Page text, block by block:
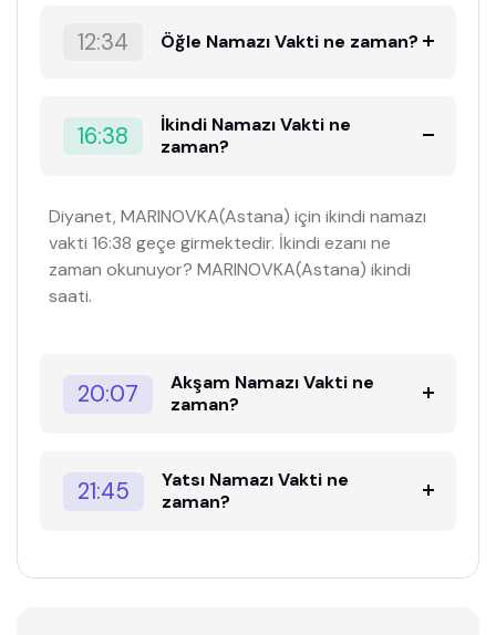
12:34 Öğle Namazı Vakti ne zaman?
16:38
İkindi Namazı Vakti ne
zaman?
Diyanet, MARINOVKA(Astana) için ikindi namazı
vakti 16:38 geçe girmektedir. İkindi ezanı ne
zaman okunuyor? MARINOVKA(Astana) ikindi
saati.
20:07
Akşam Namazı Vakti ne
zaman?
21:45
Yatsı Namazı Vakti ne
zaman?